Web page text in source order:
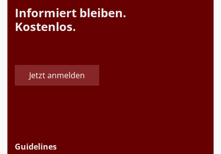
Informiert bleiben.
Kostenlos.
Jetzt anmelden
Guidelines